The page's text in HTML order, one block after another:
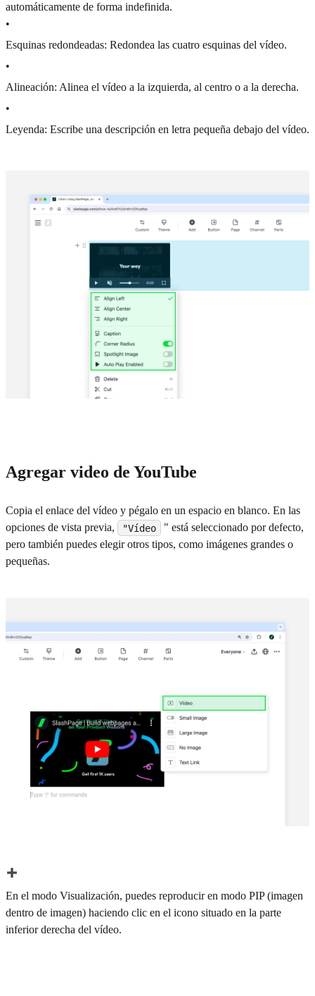
automáticamente de forma indefinida.
•
Esquinas redondeadas: Redondea las cuatro esquinas del vídeo.
•
Alineación: Alinea el vídeo a la izquierda, al centro o a la derecha.
•
Leyenda: Escribe una descripción en letra pequeña debajo del vídeo.
Agregar video de YouTube
Copia el enlace del vídeo y pégalo en un espacio en blanco. En las
opciones de vista previa,
"Vídeo
" está seleccionado por defecto,
pero también puedes elegir otros tipos, como imágenes grandes o
pequeñas.
En el modo Visualización, puedes reproducir en modo PIP (imagen
dentro de imagen) haciendo clic en el icono situado en la parte
inferior derecha del vídeo.